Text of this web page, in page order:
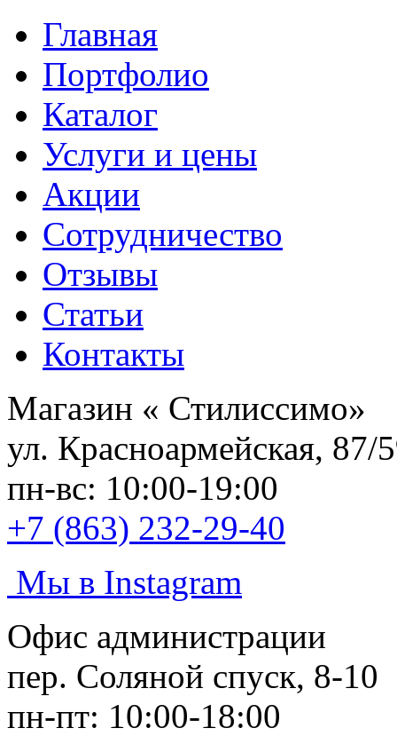
Главная
Портфолио
Каталог
Услуги и цены
Акции
Сотрудничество
Отзывы
Статьи
Контакты
Магазин « Стилиссимо»
ул. Красноармейская, 87/
пн-вс: 10:00-19:00
+7 (863) 232-29-40
Мы в Instagram
Офис администрации
пер. Соляной спуск, 8-10
пн-пт: 10:00-18:00